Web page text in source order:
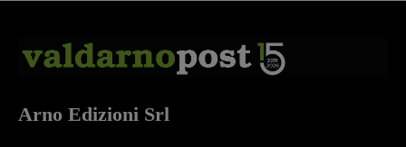
Arno Edizioni Srl